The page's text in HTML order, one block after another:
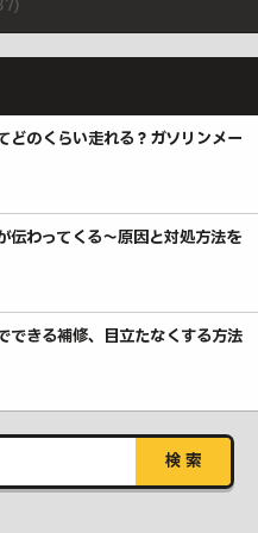
どのくらい走れる？ガソリンメー
伝わってくる〜原因と対処方法を
できる補修、目立たなくする方法